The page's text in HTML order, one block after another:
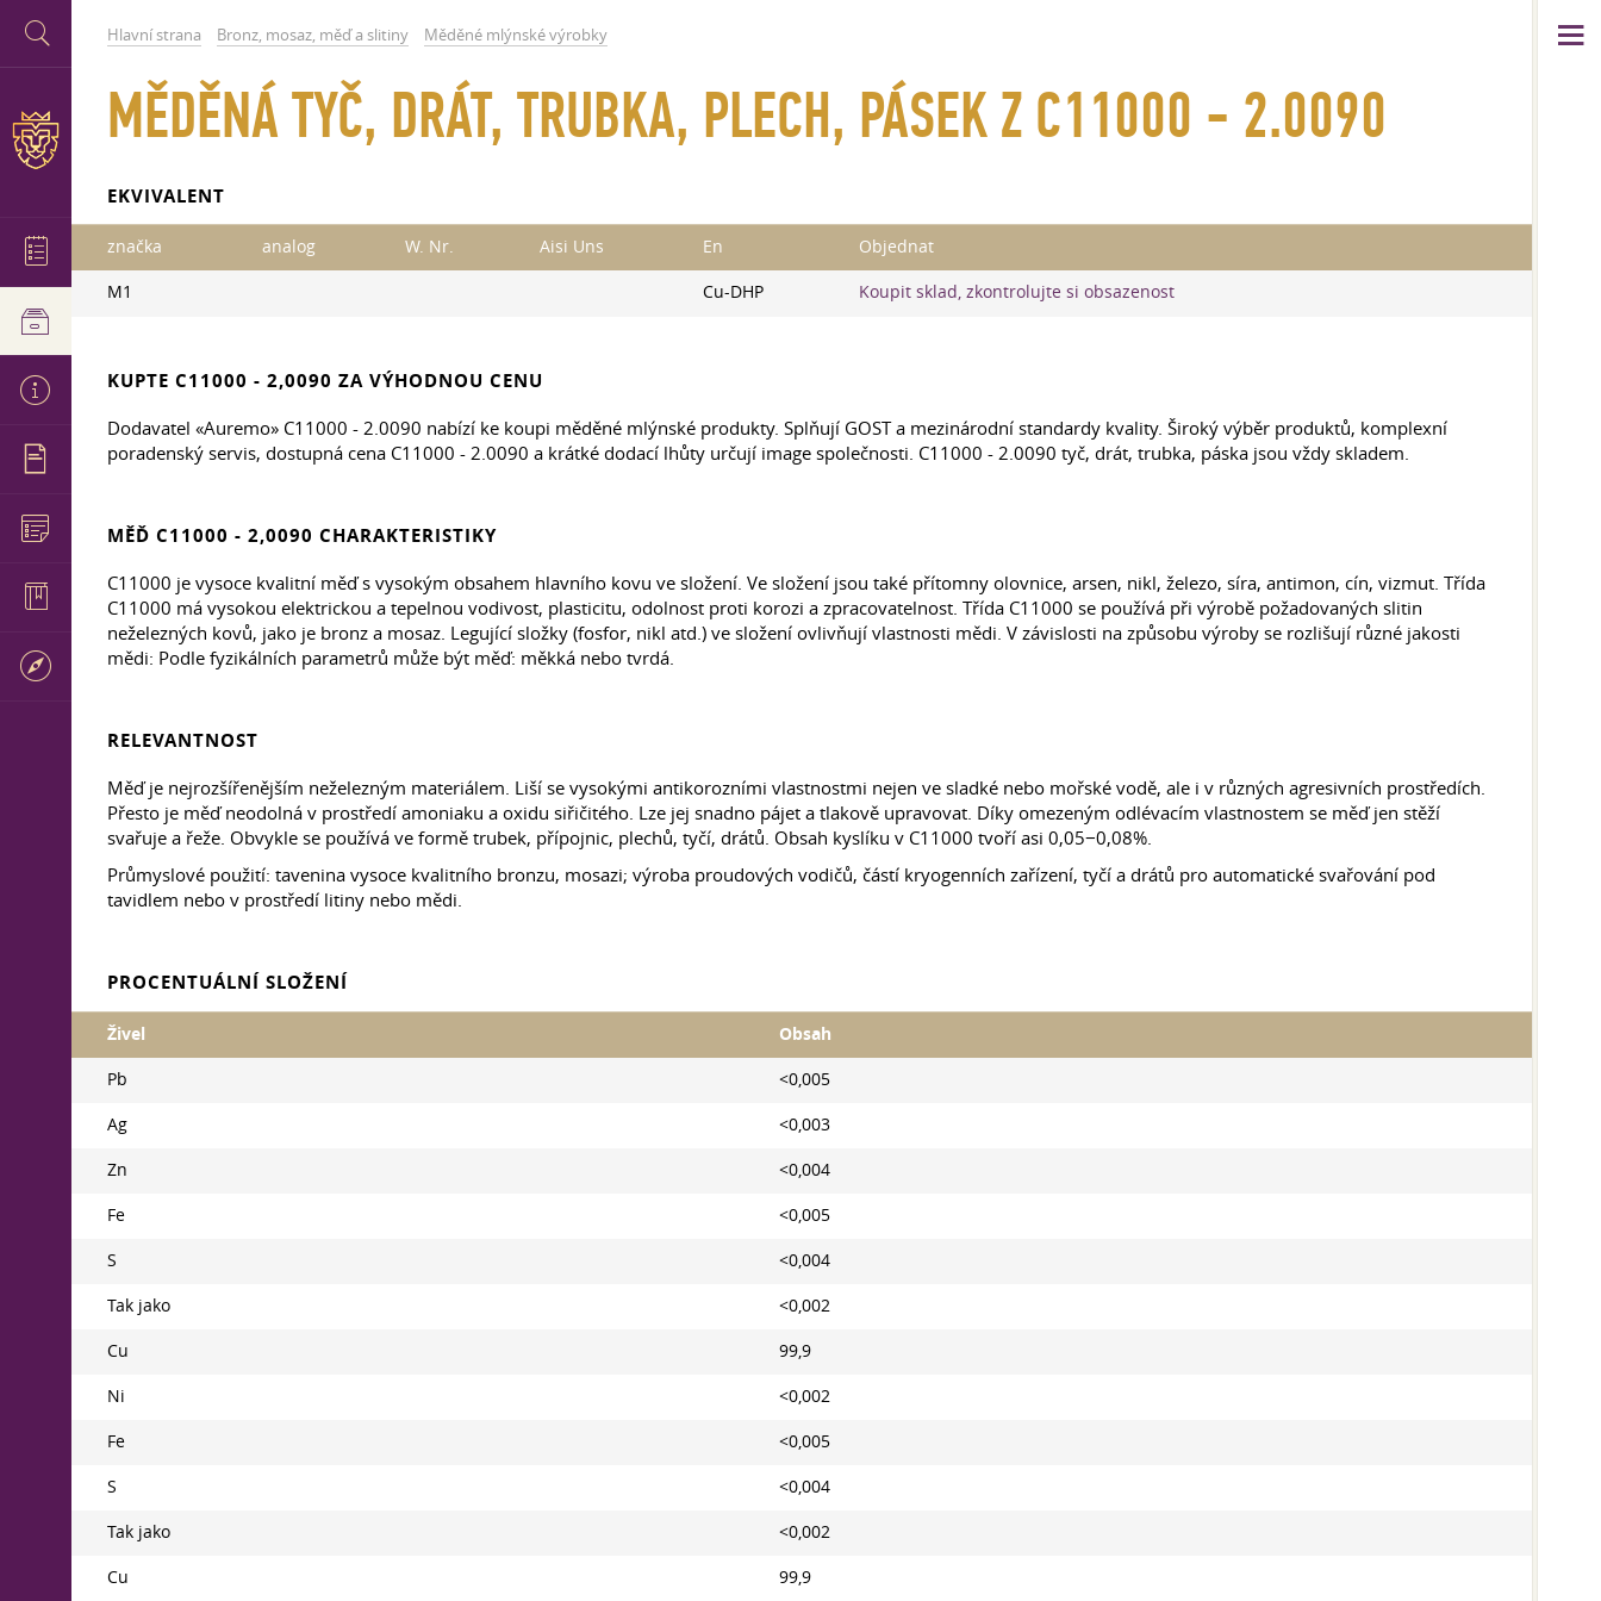
Hlavní strana Bronz, mosaz, měď a slitiny Měděné mlýnské výrobky
MĚDĚNÁ TYČ, DRÁT, TRUBKA, PLECH, PÁSEK Z C11000 - 2.0090
EKVIVALENT
značka analog W. Nr. Aisi Uns En Objednat
M1 Cu-DHP Koupit sklad, zkontrolujte si obsazenost
KUPTE C11000 - 2,0090 ZA VÝHODNOU CENU
Dodavatel «Auremo» C11000 - 2.0090 nabízí ke koupi měděné mlýnské produkty. Splňují GOST a mezinárodní standardy kvality. Široký výběr produktů, komplexní
poradenský servis, dostupná cena C11000 - 2.0090 a krátké dodací lhůty určují image společnosti. C11000 - 2.0090 tyč, drát, trubka, páska jsou vždy skladem.
MĚĎ C11000 - 2,0090 CHARAKTERISTIKY
C11000 je vysoce kvalitní měď s vysokým obsahem hlavního kovu ve složení. Ve složení jsou také přítomny olovnice, arsen, nikl, železo, síra, antimon, cín, vizmut. Třída
C11000 má vysokou elektrickou a tepelnou vodivost, plasticitu, odolnost proti korozi a zpracovatelnost. Třída C11000 se používá při výrobě požadovaných slitin
neželezných kovů, jako je bronz a mosaz. Legující složky (fosfor, nikl atd.) ve složení ovlivňují vlastnosti mědi. V závislosti na způsobu výroby se rozlišují různé jakosti
mědi: Podle fyzikálních parametrů může být měď: měkká nebo tvrdá.
RELEVANTNOST
Měď je nejrozšířenějším neželezným materiálem. Liší se vysokými antikorozními vlastnostmi nejen ve sladké nebo mořské vodě, ale i v různých agresivních prostředích.
Přesto je měď neodolná v prostředí amoniaku a oxidu siřičitého. Lze jej snadno pájet a tlakově upravovat. Díky omezeným odlévacím vlastnostem se měď jen stěží
svařuje a řeže. Obvykle se používá ve formě trubek, přípojnic, plechů, tyčí, drátů. Obsah kyslíku v C11000 tvoří asi 0,05−0,08%.
Průmyslové použití: tavenina vysoce kvalitního bronzu, mosazi; výroba proudových vodičů, částí kryogenních zařízení, tyčí a drátů pro automatické svařování pod
tavidlem nebo v prostředí litiny nebo mědi.
PROCENTUÁLNÍ SLOŽENÍ
Živel Obsah
Pb <0,005
Ag <0,003
Zn <0,004
Fe <0,005
S <0,004
Tak jako <0,002
Cu 99,9
Ni <0,002
Fe <0,005
S <0,004
Tak jako <0,002
Cu 99,9